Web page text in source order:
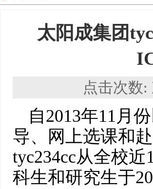
太阳成集团
点击次数:
自2013年11月
导、网上选课和
tyc234cc从全校
科生和研究生于